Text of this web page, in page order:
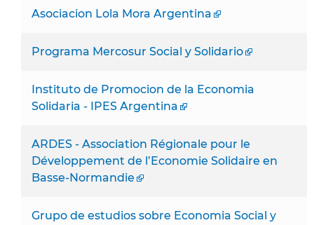
Asociacion Lola Mora Argentina
Programa Mercosur Social y Solidario
Instituto de Promocion de la Economia
Solidaria - IPES Argentina
ARDES - Association Régionale pour le
Développement de l’Economie Solidaire en
Basse-Normandie
Grupo de estudios sobre Economia Social y